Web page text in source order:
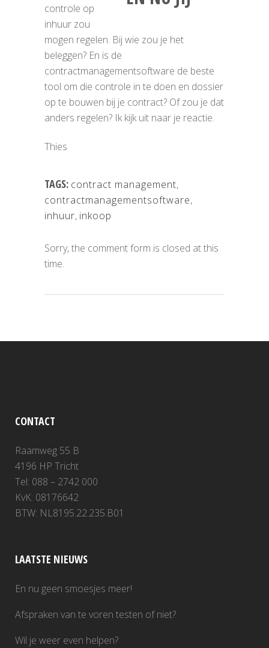
controle op
inhuur zou
mogen regelen. Bij wie zou je het
beleggen? En is de
contractmanagementsoftware de beste
tool om die controle in te doen en dossier
op te bouwen bij je contract? Of zou je dat
anders regelen? Ik kijk uit naar je reactie.
Thies
TAGS: contract management,
contractmanagementsoftware,
inhuur, inkoop
Sorry, the comment form is closed at this
time.
CONTACT
Raamweg 55 B
4196 HP Tricht
Tel: 088 – 2742 000
KvK: 08176642
BTW: NL8195.22.235.B01
LAATSTE NIEUWS
En nu geen smoesjes meer!
Afspraken van te voren testen of niet?
Wil je weer even helpen?